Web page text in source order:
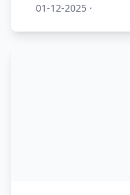
01-12-2025 ·